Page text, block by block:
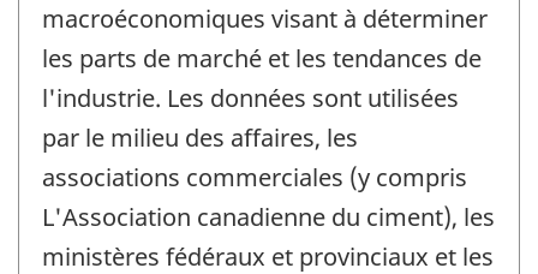
macroéconomiques visant à déterminer
les parts de marché et les tendances de
l'industrie. Les données sont utilisées
par le milieu des affaires, les
associations commerciales (y compris
L'Association canadienne du ciment), les
ministères fédéraux et provinciaux et les